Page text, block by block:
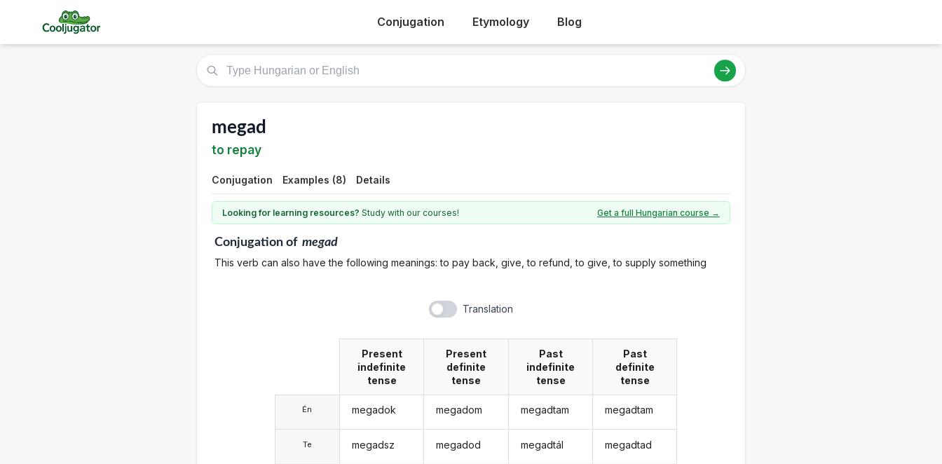
Conjugation Etymology Blog
megad
to repay
Conjugation Examples (8) Details
Looking for learning resources? Study with our courses! Get a full Hungarian course →
Conjugationof megad
This verb can also have the following meanings: to pay back, give, to refund, to give, to supply something
Translation
Én
Te
Present
indefinite
tense
megadok
megadsz
Present
definite
tense
megadom
megadod
Past
indefinite
tense
megadtam
megadtál
Past
definite
tense
megadtam
megadtad